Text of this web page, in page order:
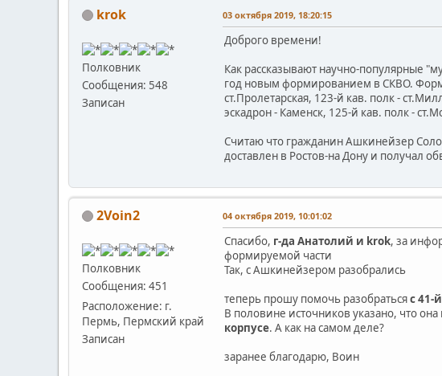
krok
Полковник
Сообщения: 548
Записан
03 октября 2019, 18:20:15
Доброго времени!
Как рассказывают научно-популярные
год новым формированием в СКВО.
ст.Пролетарская, 123-й кав. полк -
эскадрон - Каменск, 125-й кав. полк -
Считаю что гражданин Ашкинейзер
доставлен в Ростов-на Дону и получал
2Voin2
Полковник
Сообщения: 451
Расположение: г.
Пермь, Пермский край
Записан
04 октября 2019, 10:01:02
Спасибо, г-да Анатолий и krok, за
формируемой части
Так, с Ашкинейзером разобрались
теперь прошу помочь разобратьсяс 41-
В половине источников указано, что она
корпусе. А как на самом деле?
заранее благодарю, Воин